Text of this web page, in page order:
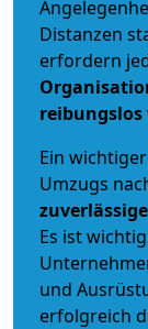
Distanzen
erfordern
reibungslos
Ein
Umzugs
Es ist
und
erfolgreich